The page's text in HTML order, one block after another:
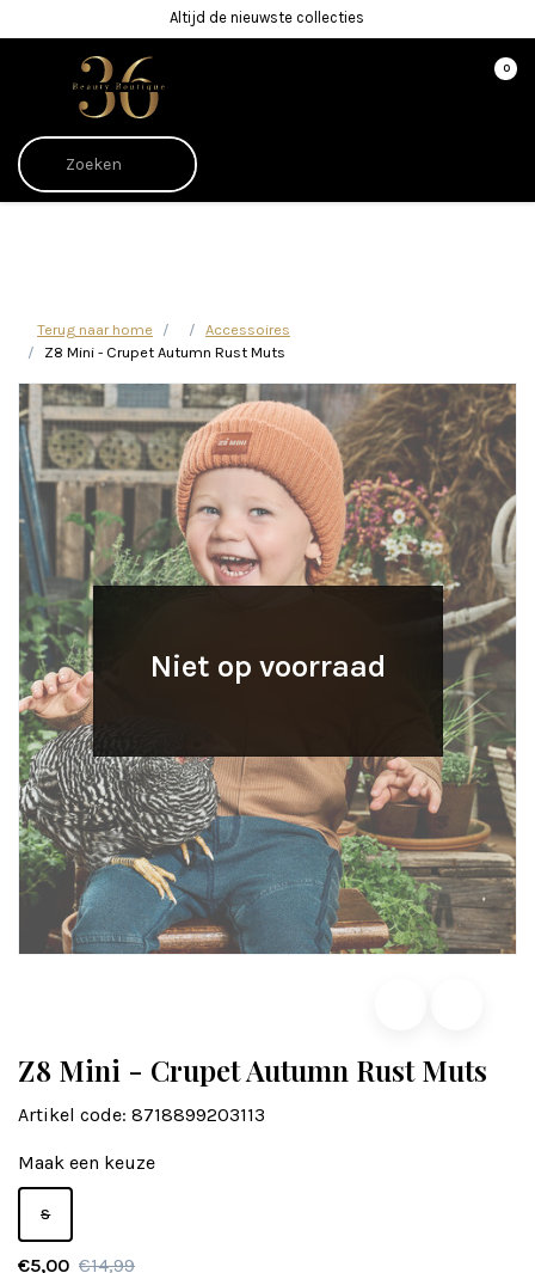
Altijd de nieuwste collecties
0
Terug naar home
Accessoires
Z8 Mini - Crupet Autumn Rust Muts
Niet op voorraad
Z8 Mini - Crupet Autumn Rust Muts
Artikel code: 8718899203113
Maak een keuze
S
€5,00 €14,99